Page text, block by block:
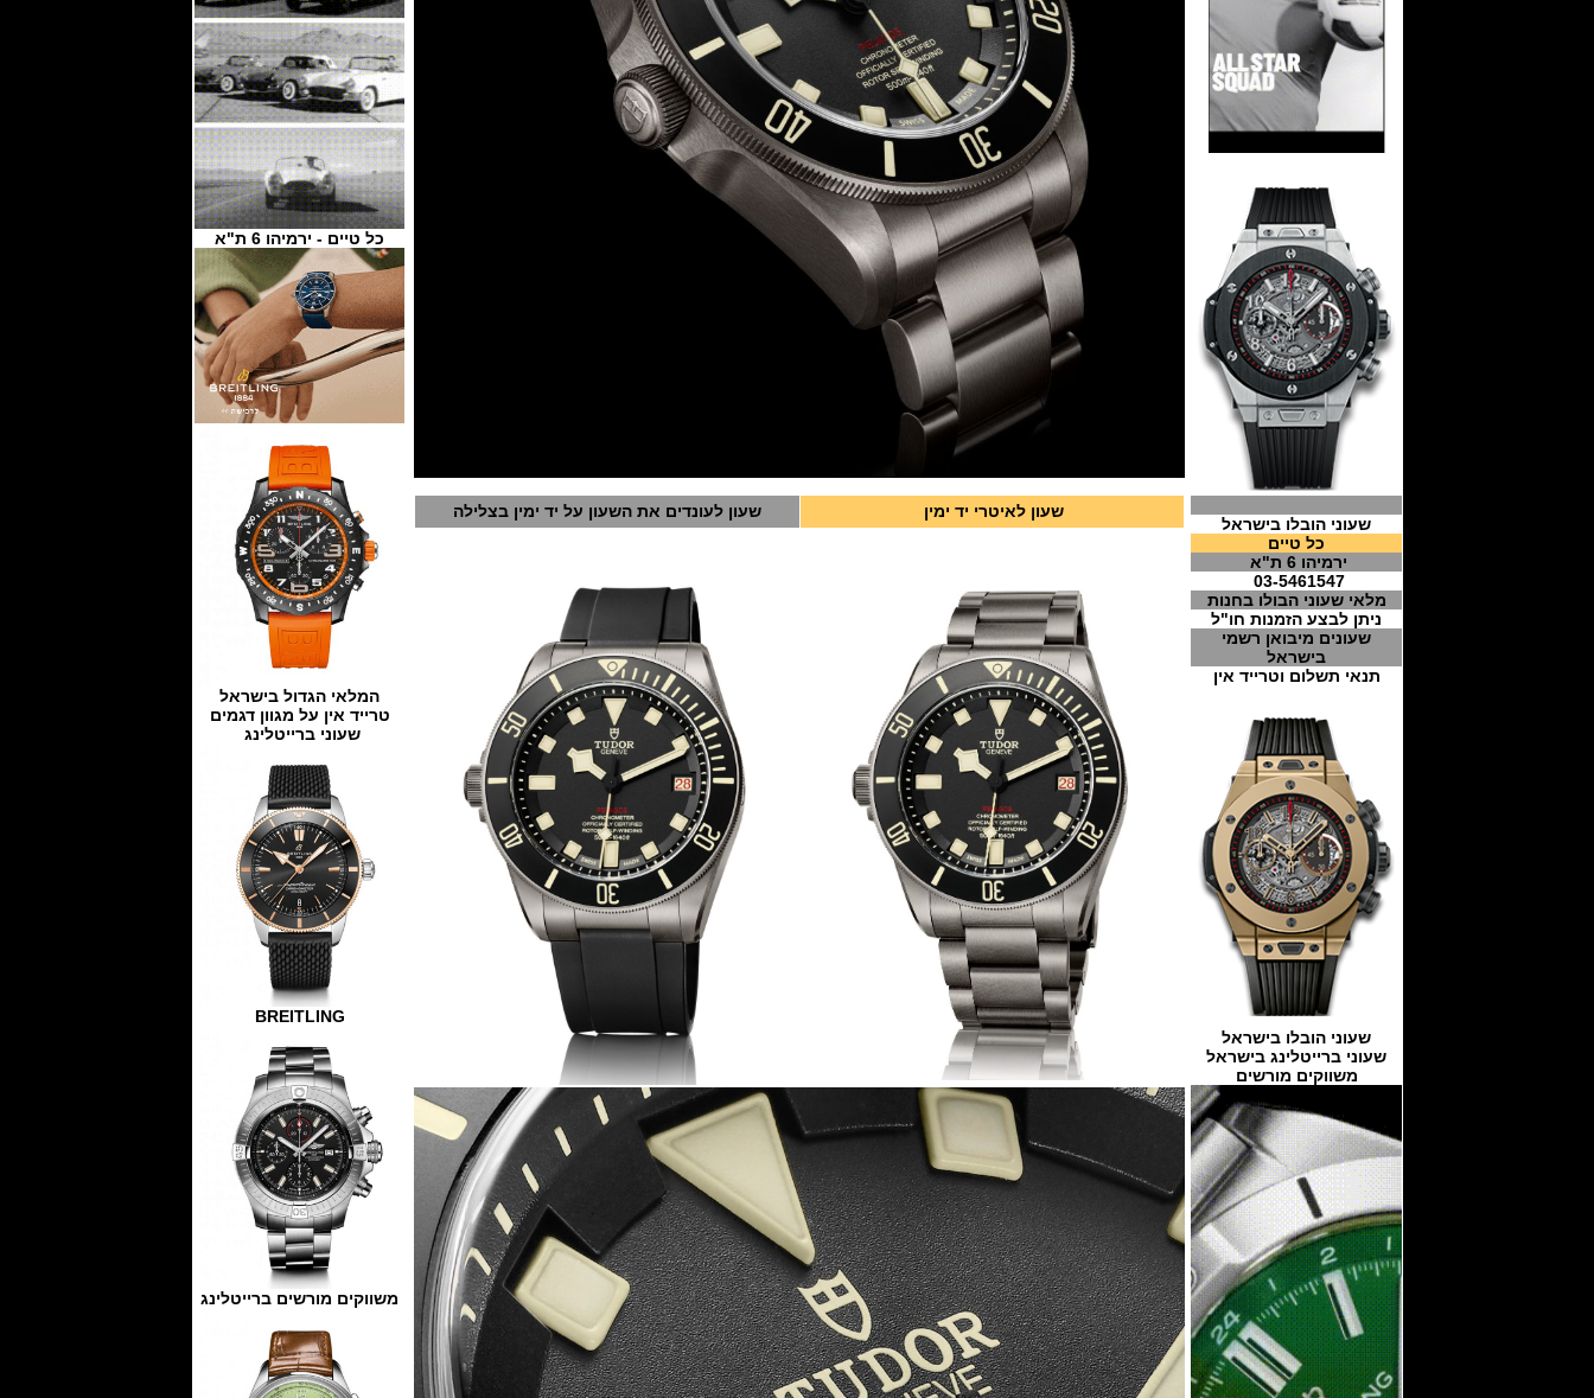
שעוני הובלו בישראל
כל טיים
ירמיהו 6 ת"א
03-5461547
מלאי שעוני הבולו בחנות
ניתן לבצע הזמנות חו"ל
שעונים מיבואן רשמי
בישראל
תנאי תשלום וטרייד אין
שעוני הובלו בישראל
שעוני ברייטלינג בישראל
משווקים מורשים
שעון לאיטרי יד ימין שעון לעונדים את השעון על יד ימין בצלילה
כל טיים - ירמיהו 6 ת"א
המלאי הגדול בישראל
טרייד אין על מגוון דגמים
שעוני ברייטלינג
BREITLING
משווקים מורשים ברייטלינג